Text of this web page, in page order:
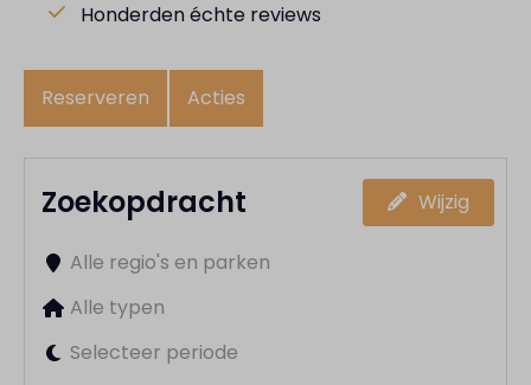
Honderden échte reviews
Reserveren Acties
Zoekopdracht Wijzig
Alle regio's en parken
Alle typen
Selecteer periode